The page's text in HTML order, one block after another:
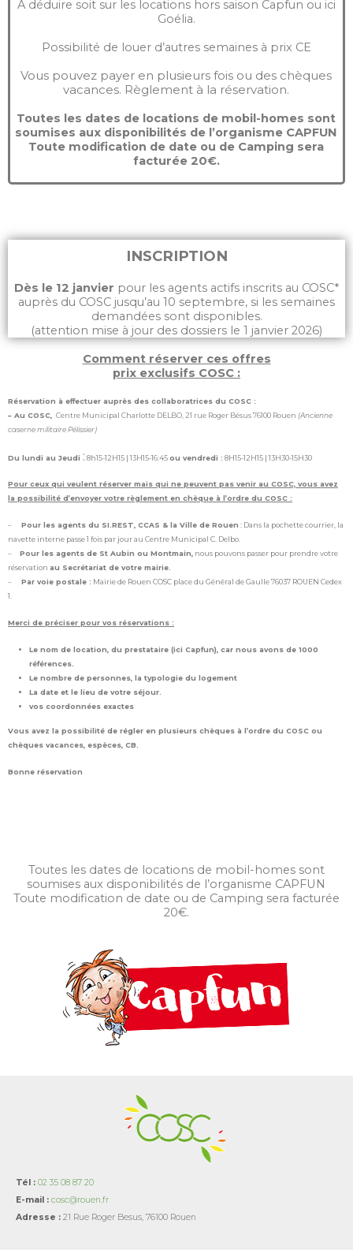
À déduire soit sur les locations hors saison Capfun ou ici
Goélia.
Possibilité de louer d’autres semaines à prix CE
Vous pouvez payer en plusieurs fois ou des chèques
vacances. Règlement à la réservation.
Toutes les dates de locations de mobil-homes sont
soumises aux disponibilités de l’organisme CAPFUN
Toute modification de date ou de Camping sera
facturée 20€.
INSCRIPTION
Dès le 12 janvier pour les agents actifs inscrits au COSC*
auprès du COSC jusqu’au 10 septembre, si les semaines
demandées sont disponibles.
(attention mise à jour des dossiers le 1 janvier 2026)
Comment réserver ces offres
prix exclusifs COSC :
Réservation à effectuer auprès des collaboratrices du COSC :
– Au COSC,
Centre Municipal Charlotte DELBO, 21 rue Roger Bésus 76100 Rouen (Ancienne
caserne militaire Pélissier)
Du lundi au Jeudi : 8h15-12H15 | 13H15-16:45ou vendredi : 8H15-12H15 | 13H30-15H30
Pour ceux qui veulent réserver mais qui ne peuvent pas venir au COSC, vous avez
la possibilité d’envoyer votre règlement en chèque à l’ordre du COSC :
– Pour les agents du SI.REST, CCAS & la Ville de Rouen : Dans la pochette courrier, la
navette interne passe 1 fois par jour au Centre Municipal C. Delbo.
– Pour les agents de St Aubin ou Montmain, nous pouvons passer pour prendre votre
réservation au Secrétariat de votre mairie.
– Par voie postale : Mairie de Rouen COSC place du Général de Gaulle 76037 ROUEN Cedex
1.
Merci de préciser pour vos réservations :
Le nom de location, du prestataire (ici Capfun), car nous avons de 1000
références.
Le nombre de personnes, la typologie du logement
La date et le lieu de votre séjour.
vos coordonnées exactes
Vous avez la possibilité de régler en plusieurs chèques à l’ordre du COSC ou
chèques vacances, espèces, CB.
Bonne réservation
Toutes les dates de locations de mobil-homes sont
soumises aux disponibilités de l’organisme CAPFUN
Toute modification de date ou de Camping sera facturée
20€.
Tél : 02 35 08 87 20
E-mail : cosc@rouen.fr
Adresse : 21 Rue Roger Besus, 76100 Rouen